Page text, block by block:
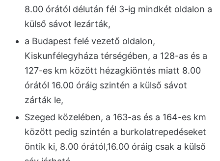
8.00 órától délután fél 3-ig mindkét oldalon a
külső sávot lezárták,
a Budapest felé vezető oldalon,
Kiskunfélegyháza térségében, a 128-as és a
127-es km között hézagkiöntés miatt 8.00
órától 16.00 óráig szintén a külső sávot
zárták le,
Szeged közelében, a 163-as és a 164-es km
között pedig szintén a burkolatrepedéseket
öntik ki, 8.00 órától,16.00 óráig csak a külső